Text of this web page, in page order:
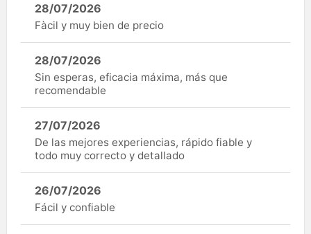
28/07/2026
Fàcil y muy bien de precio
28/07/2026
Sin esperas, eficacia máxima, más que
recomendable
27/07/2026
De las mejores experiencias, rápido fiable y
todo muy correcto y detallado
26/07/2026
Fácil y confiable